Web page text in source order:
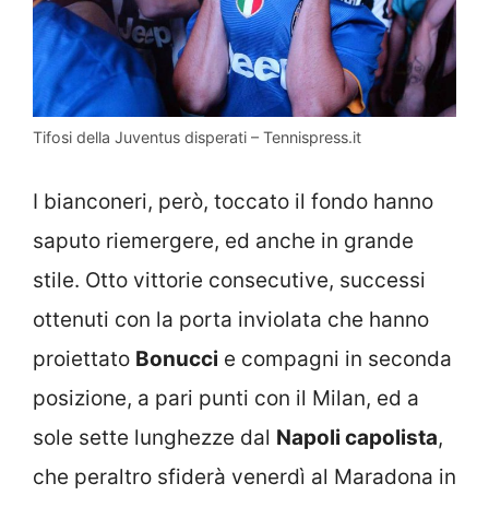
Tifosi della Juventus disperati – Tennispress.it
I bianconeri, però, toccato il fondo hanno
saputo riemergere, ed anche in grande
stile. Otto vittorie consecutive, successi
ottenuti con la porta inviolata che hanno
proiettato Bonucci e compagni in seconda
posizione, a pari punti con il Milan, ed a
sole sette lunghezze dal Napoli capolista,
che peraltro sfiderà venerdì al Maradona in